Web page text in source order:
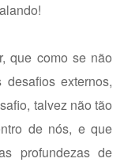
que como se não
externos,
talvez não tão
de nós, e que
profundezas de